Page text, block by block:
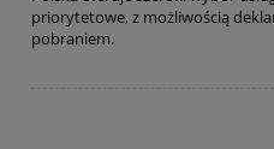
priorytetowe, z możliwością
pobraniem.